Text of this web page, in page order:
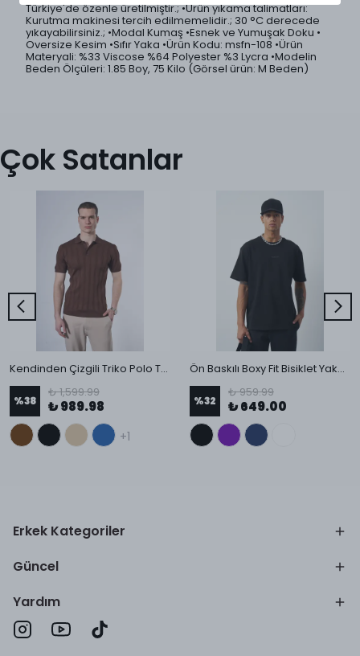
Türkiye'de özenle üretilmiştir.; •Ürün yıkama talimatları:
Kurutma makinesi tercih edilmemelidir.; 30 °C derecede
yıkayabilirsiniz.; •Modal Kumaş •Esnek ve Yumuşak Doku •
Oversize Kesim •Sıfır Yaka •Ürün Kodu: msfn-108 •Ürün
Materyali: %33 Viscose %64 Polyester %3 Lycra •Modelin
Beden Ölçüleri: 1.85 Boy, 75 Kilo (Görsel ürün: M Beden)
Çok Satanlar
Kendinden Çizgili Triko Polo T-Shirt
%38
₺ 1,599.99
₺ 989.98
+1
Ön Baskılı Boxy Fit Bisiklet Yaka T-Shirt
%32
₺ 959.99
₺ 649.00
Erkek Kategoriler
Güncel
Yardım